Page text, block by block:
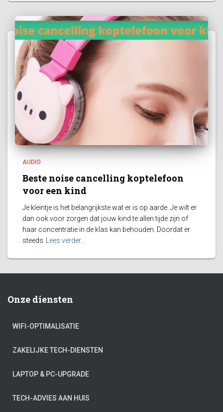
AUDIO
Beste noise cancelling koptelefoon
voor een kind
Je kleintje is het belangrijkste wat er is op aarde. Je wilt er
dan ook voor zorgen dat jouw kind te allen tijde zijn of
haar concentratie in de klas kan behouden. Doordat er
steeds
Lees verder…
Onze diensten
WIFI-OPTIMALISATIE
ZAKELIJKE TECH-DIENSTEN
LAPTOP & PC-UPGRADE
TECH-ADVIES AAN HUIS